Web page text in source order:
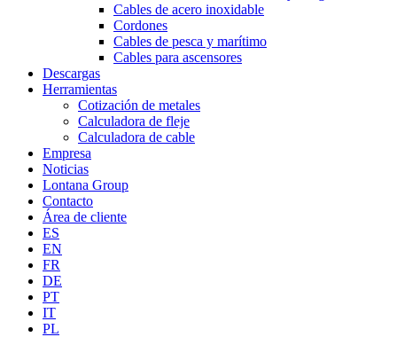
Cables de acero inoxidable
Cordones
Cables de pesca y marítimo
Cables para ascensores
Descargas
Herramientas
Cotización de metales
Calculadora de fleje
Calculadora de cable
Empresa
Noticias
Lontana Group
Contacto
Área de cliente
ES
EN
FR
DE
PT
IT
PL